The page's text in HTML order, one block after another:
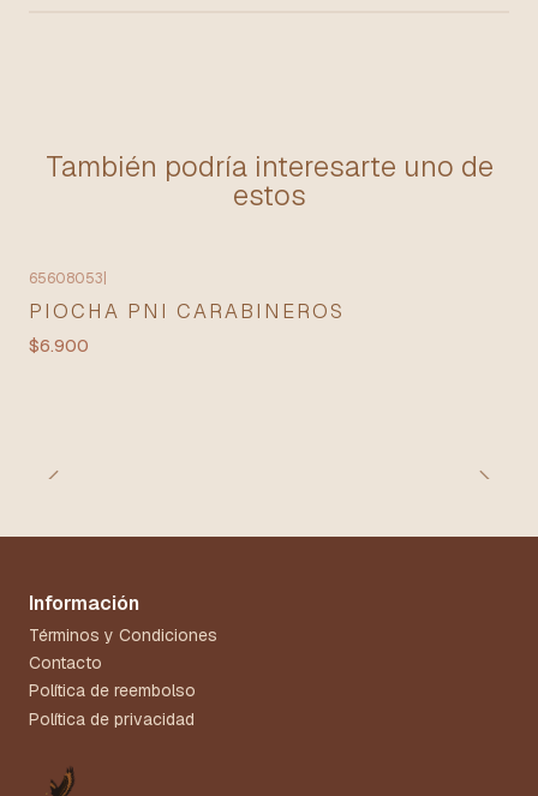
También podría interesarte uno de
estos
65608053
PIOCHA PNI CARABINEROS
$6.900
Información
Términos y Condiciones
Contacto
Política de reembolso
Política de privacidad